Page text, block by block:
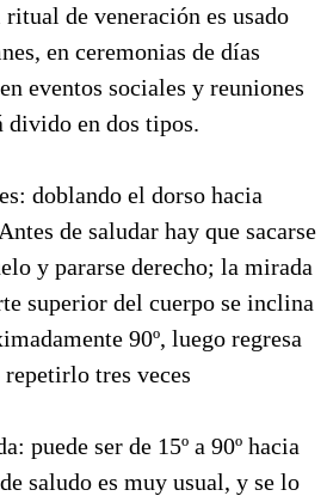
de veneración es usado
en ceremonias de días
eventos sociales y reuniones
divido en dos tipos.
doblando el dorso hacia
de saludar hay que sacarse
y pararse derecho; la mirada
superior del cuerpo se inclina
90º, luego regresa
tres veces
puede ser de 15º a 90º hacia
saludo es muy usual, y se lo